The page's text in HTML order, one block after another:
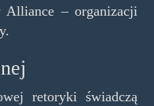
– organizacji
retoryki świadczą